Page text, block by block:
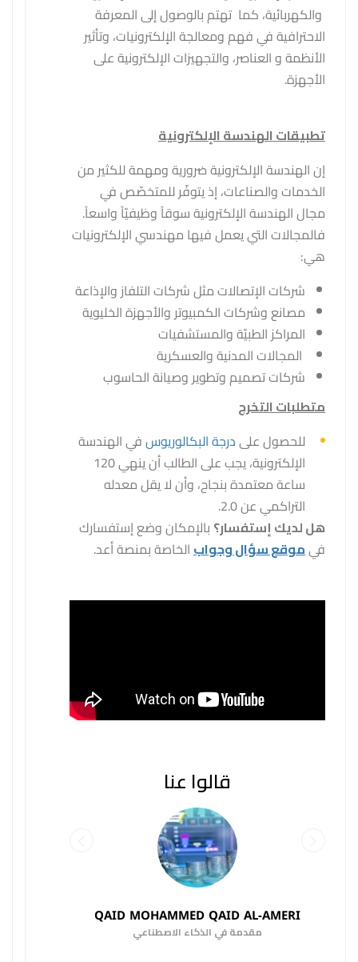
والكهربائية، كما تهتم بالوصول إلى المعرفة
الاحترافية في فهم ومعالجة الإلكترونيات، وتأثير
الأنظمة و العناصر، والتجهيزات الإلكترونية على
الأجهزة.
تطبيقات الهندسة الإلكترونية
إن الهندسة الإلكترونية ضرورية ومهمة للكثير من
الخدمات والصناعات، إذ يتوفّر للمتخصّص في
مجال الهندسة الإلكترونية سوقاً وظيفيّاً واسعاً.
فالمجالات التي يعمل فيها مهندسي الإلكترونيات
هي:
شركات الإتصالات مثل شركات التلفاز والإذاعة
مصانع وشركات الكمبيوتر والأجهزة الخليوية
المراكز الطبيّة والمستشفيات
المجالات المدنية والعسكرية
شركات تصميم وتطوير وصيانة الحاسوب
متطلبات التخرج
للحصول علىدرجة البكالوريوسفي الهندسة
الإلكترونية، يجب على الطالب أن ينهي 120
ساعة معتمدة بنجاح، وأن لا يقل معدله
التراكمي عن 2.0.
هل لديك إستفسار؟ بالإمكان وضع إستفسارك
فيموقع سؤال وجوابالخاصة بمنصة أعد.
قالوا عنا
QAID MOHAMMED QAID AL-AMERI
مقدمة في الذكاء الاصطناعي